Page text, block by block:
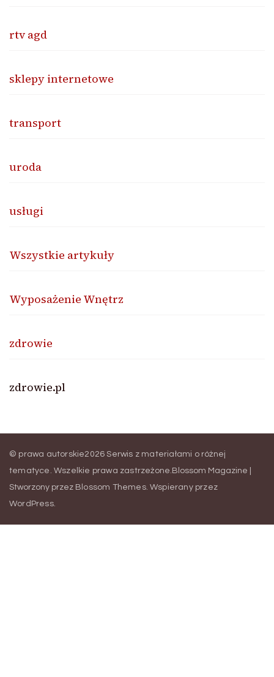
rtv agd
sklepy internetowe
transport
uroda
usługi
Wszystkie artykuły
Wyposażenie Wnętrz
zdrowie
zdrowie.pl
© prawa autorskie2026Serwis z materiałami o różnej
tematyce . Wszelkie prawa zastrzeżone. Blossom Magazine |
Stworzony przez Blossom Themes. Wspierany przez
WordPress.